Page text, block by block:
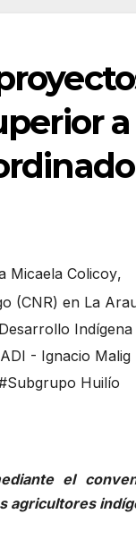
Micaela Colicoy,
(CNR) en La
Indígena
- Ignacio Malig
Huilío
el
agricultores